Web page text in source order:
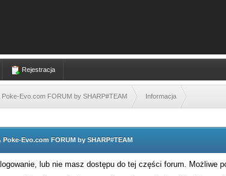
Rejestracja
Poke-Evo.com FORUM by SHARP#TEAM Informacja
Poke-Evo.com FORUM by SHARP#TEAM
lub nie masz dostępu do tej części forum. Możliwe